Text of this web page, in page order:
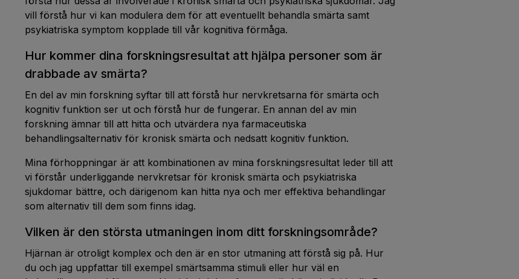
vill förstå hur vi kan modulera dem för att eventuellt behandla smärta samt
psykiatriska symptom kopplade till vår kognitiva förmåga.
Hur kommer dina forskningsresultat att hjälpa personer som är
drabbade av smärta?
En del av min forskning syftar till att förstå hur nervkretsarna för smärta och
kognitiv funktion ser ut och förstå hur de fungerar. En annan del av min
forskning ämnar till att hitta och utvärdera nya farmaceutiska
behandlingsalternativ för kronisk smärta och nedsatt kognitiv funktion.
Mina förhoppningar är att kombinationen av mina forskningsresultat leder till att
vi förstår underliggande nervkretsar för kronisk smärta och psykiatriska
sjukdomar bättre, och därigenom kan hitta nya och mer effektiva behandlingar
som alternativ till dem som finns idag.
Vilken är den största utmaningen inom ditt forskningsområde?
Hjärnan är otroligt komplex och den är en stor utmaning att förstå sig på. Hur
du och jag uppfattar till exempel smärtsamma stimuli eller hur väl en